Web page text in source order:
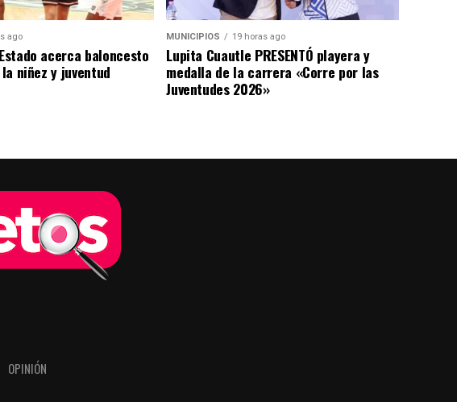
ago
acerca baloncesto
niñez y juventud
MUNICIPIOS 19 horas ago
Lupita Cuautle PRESENTÓ playera y
medalla de la carrera «Corre por las
Juventudes 2026»
OPINIÓN